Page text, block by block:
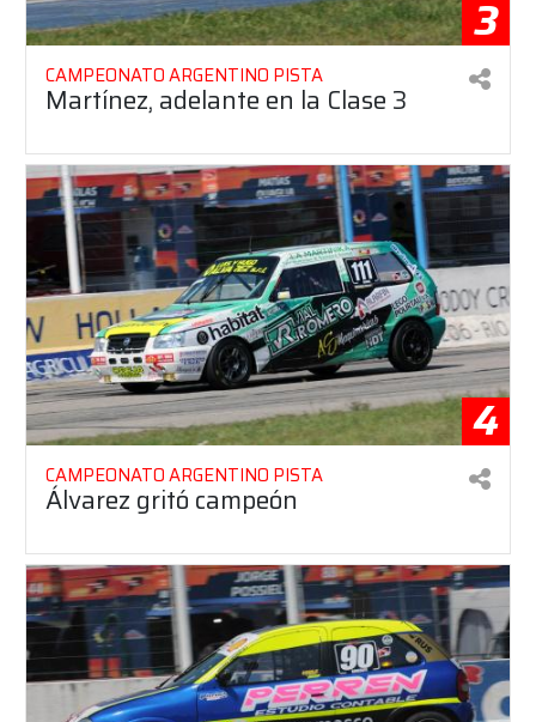
3
CAMPEONATO ARGENTINO PISTA
Martínez, adelante en la Clase 3
4
CAMPEONATO ARGENTINO PISTA
Álvarez gritó campeón